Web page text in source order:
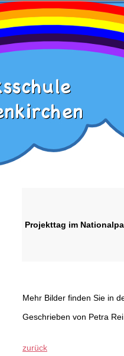
Projekttag im
Mehr Bilder finden Sie in
Geschrieben von Petra
zurück